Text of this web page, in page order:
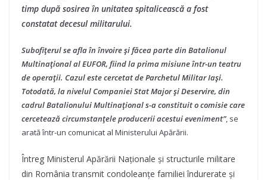
timp după sosirea în unitatea spitalicească a fost
constatat decesul militarului.
Subofițerul se afla în învoire și făcea parte din Batalionul
Multinațional al EUFOR, fiind la prima misiune într-un teatru
de operații. Cazul este cercetat de Parchetul Militar Iași.
Totodată, la nivelul Companiei Stat Major și Deservire, din
cadrul Batalionului Multinațional s-a constituit o comisie care
cercetează circumstanțele producerii acestui eveniment”, se
arată într-un comunicat al Ministerului Apărării.
Întreg Ministerul Apărării Naționale și structurile militare
din România transmit condoleanțe familiei îndurerate și